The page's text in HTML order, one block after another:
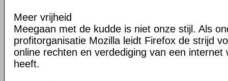
Meer vrijheid
Meegaan met de kudde is niet onze stijl. Als
profitorganisatie Mozilla leidt Firefox de strijd
online rechten en verdediging van een internet
heeft.